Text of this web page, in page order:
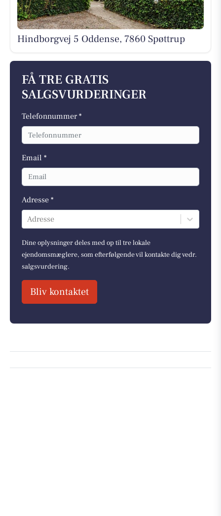
Hindborgvej 5 Oddense, 7860 Spøttrup
FÅ TRE GRATIS
SALGSVURDERINGER
Telefonnummer *
Email *
Adresse *
Adresse
Dine oplysninger deles med op til tre lokale
ejendomsmæglere, som efterfølgende vil kontakte dig vedr.
salgsvurdering.
Bliv kontaktet